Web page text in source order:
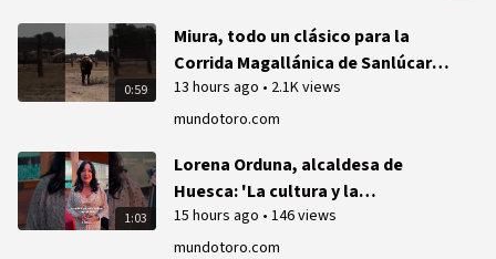
0:59
mundotoro.com
Miura, todo un clásico para la
Corrida Magallánica de Sanlúcar
(Vídeo)
13 hours ago • 2.1K views
1:03
mundotoro.com
Lorena Orduna, alcaldesa de
Huesca: 'La cultura y la
tauromaquia es un ejercicio de
libertad'
15 hours ago • 146 views